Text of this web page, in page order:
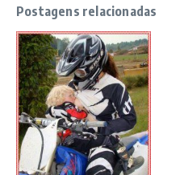
Postagens relacionadas